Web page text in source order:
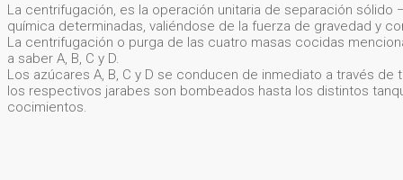
La centrifugación, es la operación unitaria de separación
química determinadas, valiéndose de la fuerza de gravedad y
La centrifugación o purga de las cuatro masas cocidas
a saber A, B, C y D.
Los azúcares A, B, C y D se conducen de inmediato a través
los respectivos jarabes son bombeados hasta los distintos
cocimientos.